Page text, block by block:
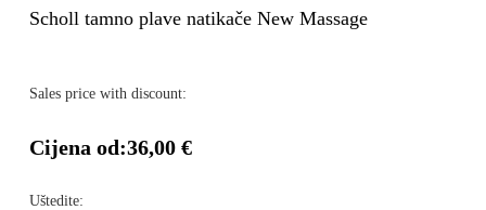
Scholl tamno plave natikače New Massage
Sales price with discount:
Cijena od:36,00 €
Uštedite: